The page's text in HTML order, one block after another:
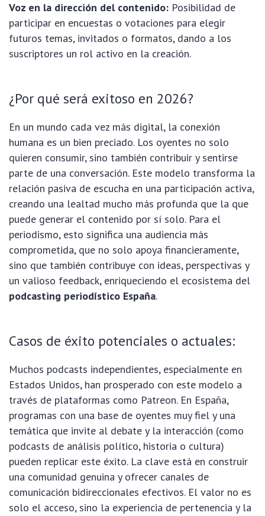
Voz en la dirección del contenido: Posibilidad de
participar en encuestas o votaciones para elegir
futuros temas, invitados o formatos, dando a los
suscriptores un rol activo en la creación.
¿Por qué será exitoso en 2026?
En un mundo cada vez más digital, la conexión
humana es un bien preciado. Los oyentes no solo
quieren consumir, sino también contribuir y sentirse
parte de una conversación. Este modelo transforma la
relación pasiva de escucha en una participación activa,
creando una lealtad mucho más profunda que la que
puede generar el contenido por sí solo. Para el
periodismo, esto significa una audiencia más
comprometida, que no solo apoya financieramente,
sino que también contribuye con ideas, perspectivas y
un valioso feedback, enriqueciendo el ecosistema del
podcasting periodístico España.
Casos de éxito potenciales o actuales:
Muchos podcasts independientes, especialmente en
Estados Unidos, han prosperado con este modelo a
través de plataformas como Patreon. En España,
programas con una base de oyentes muy fiel y una
temática que invite al debate y la interacción (como
podcasts de análisis político, historia o cultura)
pueden replicar este éxito. La clave está en construir
una comunidad genuina y ofrecer canales de
comunicación bidireccionales efectivos. El valor no es
solo el acceso, sino la experiencia de pertenencia y la